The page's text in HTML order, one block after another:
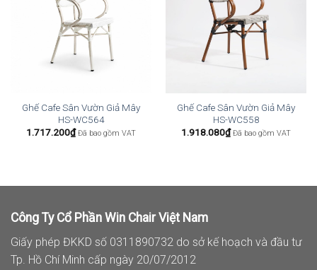
Ghế Cafe Sân Vườn Giả Mây
HS-WC564
1.717.200₫ Đã bao gồm VAT
Ghế Cafe Sân Vườn Giả Mây
HS-WC558
1.918.080₫ Đã bao gồm VAT
Công Ty Cổ Phần Win Chair Việt Nam
Giấy phép ĐKKD số 0311890732 do sở kế hoạch và đầu tư
Tp. Hồ Chí Minh cấp ngày 20/07/2012